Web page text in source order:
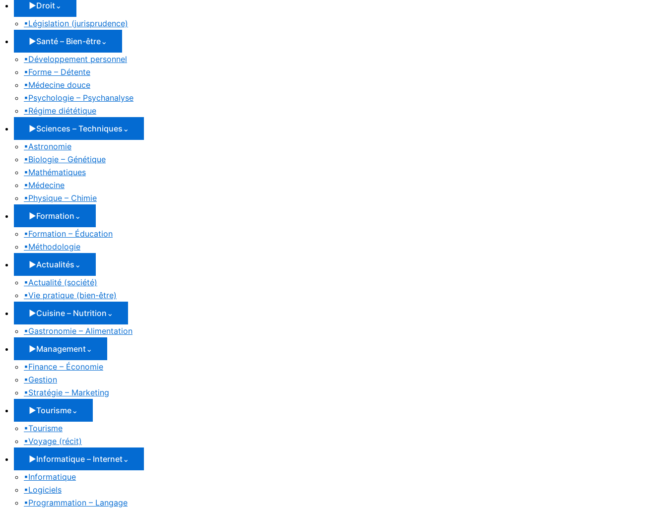
▶Droit⌄
▪Législation (jurisprudence)
▶Santé – Bien-être⌄
▪Développement personnel
▪Forme – Détente
▪Médecine douce
▪Psychologie – Psychanalyse
▪Régime diététique
▶Sciences – Techniques ⌄
▪Astronomie
▪Biologie – Génétique
▪Mathématiques
▪Médecine
▪Physique – Chimie
▶Formation ⌄
▪Formation – Éducation
▪Méthodologie
▶Actualités ⌄
▪Actualité (société)
▪Vie pratique (bien-être)
▶Cuisine – Nutrition ⌄
▪Gastronomie – Alimentation
▶Management⌄
▪Finance – Économie
▪Gestion
▪Stratégie – Marketing
▶Tourisme⌄
▪Tourisme
▪Voyage (récit)
▶Informatique – Internet⌄
▪Informatique
▪Logiciels
▪Programmation – Langage